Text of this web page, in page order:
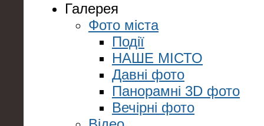
Галерея
Фото міста
Події
НАШЕ МІСТО
Давні фото
Панорамні 3D фото
Вечірні фото